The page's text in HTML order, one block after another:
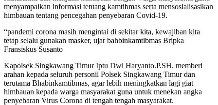
menyampaikan informasi tentang kamtibmas serta mensosialisasikan
himbauan tentang pencegahan penyebaran Covid-19.
“pandemi corona masih mengintai di sekitar kita, kewajiban kita
tetap selalu gunakan masker, ujar bahbinkamtibmas Bripka
Fransiskus Susanto
Kapolsek Singkawang Timur Iptu Dwi Haryanto.P.SH. memberi
arahan kepada seluruh personil Polsek Singkawang Timur dan
terutama Bhabinkamtibmas, agar lebih meningkatkan lagi giat
himbauan kepada warga masyarakat guna untuk menekan angka
penyebaran Virus Corona di tengah tengah masyarakat.